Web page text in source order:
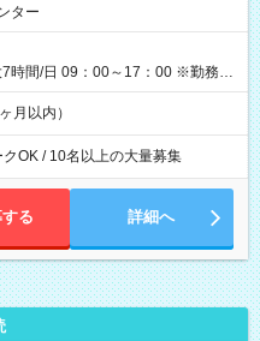
～13:30（休憩なし） 時給1,300
収8,400円＋交通費 【試用期
ター
時間/日 09：00～17：00 ※勤務時
。
月以内）
OK / 10名以上の大量募集
る 詳細へ